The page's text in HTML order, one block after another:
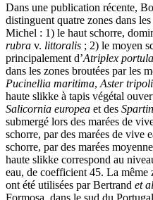
Dans une publication récente,
distinguent quatre zones dans
Michel : 1) le haut schorre,
rubra v. littoralis ; 2) le moyen
principalement d’Atriplex
dans les zones broutées par les
Pucinellia maritima, Aster
haute slikke à tapis végétal
Salicornia europea et des
submergé lors des marées de
schorre, par des marées de vive
schorre, par des marées
haute slikke correspond au
eau, de coefficient 45. La
ont été utilisées par Bertrand et al
Formosa, dans le sud du Portugal.